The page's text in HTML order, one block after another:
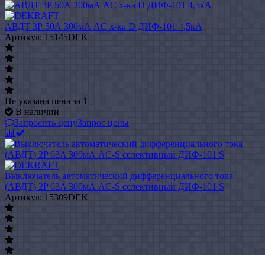
АВДТ 3Р 50А 300мА AC х-ка D ДИФ-101 4,5кА
Артикул: 15145DEK
Не указана цена за 1
В наличии
Запросить ценуЗапрос цены
Выключатель автоматический дифференциального тока
(АВДТ) 2P 63A 300мА AC-S селективный ДИФ-101 S
Артикул: 15309DEK